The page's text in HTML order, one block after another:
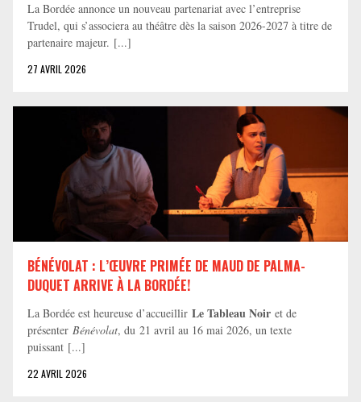
La Bordée annonce un nouveau partenariat avec l’entreprise
Trudel, qui s’associera au théâtre dès la saison 2026-2027 à titre de
partenaire majeur. [...]
27 AVRIL 2026
BÉNÉVOLAT : L’ŒUVRE PRIMÉE DE MAUD DE PALMA-
DUQUET ARRIVE À LA BORDÉE!
La Bordée est heureuse d’accueillir Le Tableau Noir et de
présenter Bénévolat, du 21 avril au 16 mai 2026, un texte
puissant [...]
22 AVRIL 2026